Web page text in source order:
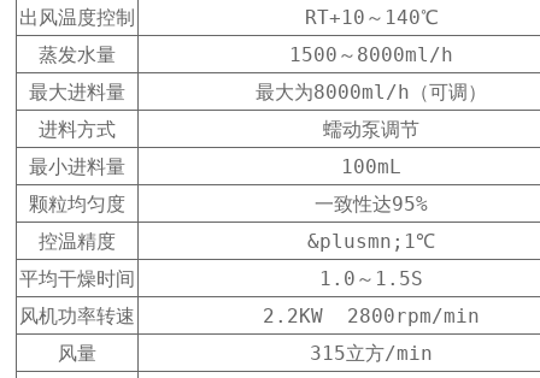
出风温度控制
RT+10～140℃
蒸发水量
1500～8000ml/h
最大进料量
最大为8000ml/h（可调）
进料方式
蠕动泵调节
最小进料量
100mL
颗粒均匀度
一致性达95%
控温精度
&plusmn;1℃
平均干燥时间
1.0～1.5S
风机功率转速
2.2KW  2800rpm/min
风量
315立方/min